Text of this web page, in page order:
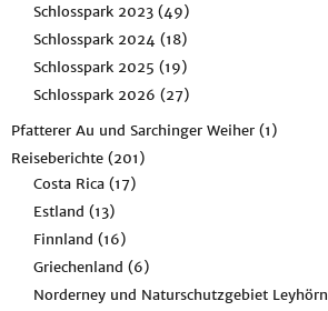
Schlosspark 2023 (49)
Schlosspark 2024 (18)
Schlosspark 2025 (19)
Schlosspark 2026 (27)
Pfatterer Au und Sarchinger Weiher (1)
Reiseberichte (201)
Costa Rica (17)
Estland (13)
Finnland (16)
Griechenland (6)
Norderney und Naturschutzgebiet Leyhörn